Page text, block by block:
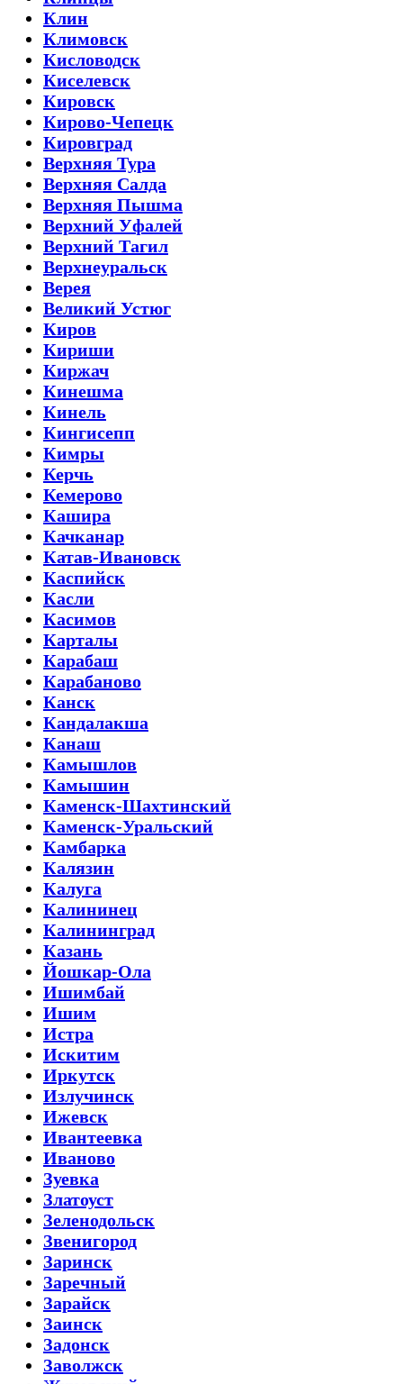
Клин
Климовск
Кисловодск
Киселевск
Кировск
Кирово-Чепецк
Кировград
Верхняя Тура
Верхняя Салда
Верхняя Пышма
Верхний Уфалей
Верхний Тагил
Верхнеуральск
Верея
Великий Устюг
Киров
Кириши
Киржач
Кинешма
Кинель
Кингисепп
Кимры
Керчь
Кемерово
Кашира
Качканар
Катав-Ивановск
Каспийск
Касли
Касимов
Карталы
Карабаш
Карабаново
Канск
Кандалакша
Канаш
Камышлов
Камышин
Каменск-Шахтинский
Каменск-Уральский
Камбарка
Калязин
Калуга
Калининец
Калининград
Казань
Йошкар-Ола
Ишимбай
Ишим
Истра
Искитим
Иркутск
Излучинск
Ижевск
Ивантеевка
Иваново
Зуевка
Златоуст
Зеленодольск
Звенигород
Заринск
Заречный
Зарайск
Заинск
Задонск
Заволжск